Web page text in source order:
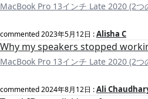
MacBook Pro 13インチ Late 2020 (2
commented2023年5月12日 :Alisha C
Why my speakers stopped
MacBook Pro 13インチ Late 2020 (2
commented2024年8月12日 :Ali